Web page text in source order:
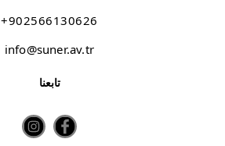
+902566130626
info@suner.av.tr
تابعنا